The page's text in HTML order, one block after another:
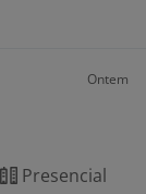
Ontem
Presencial